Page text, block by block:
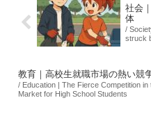
社会
体
/
struck
教育｜高校生就職市場の熱い競
/ Education | The Fierce Competition in
Market for High School Students